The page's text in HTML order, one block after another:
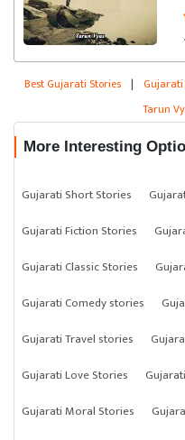
Best Gujarati Stories | Gujarati
Tarun
More Interesting
Gujarati Short Stories
Gujarati Fiction Stories
Gujarati Classic Stories
Gujarati Comedy stories
Gujarati Travel stories
Gujarati Love Stories
Gujarati Moral Stories